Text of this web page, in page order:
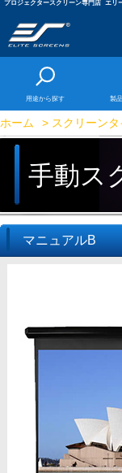
プロジェクタースクリーン専門店 エリ
用途から探す 製
ホーム > スクリーン
手動ス
マニュアルB